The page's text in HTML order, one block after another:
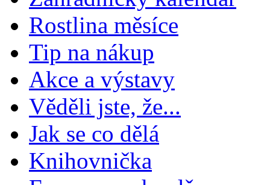
Rostlina měsíce
Tip na nákup
Akce a výstavy
Věděli jste, že...
Jak se co dělá
Knihovnička